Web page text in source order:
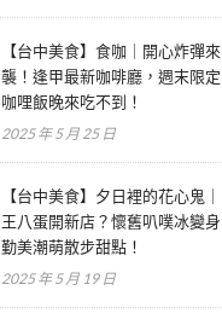
【台中美食】食咖｜開心炸彈來
襲！逢甲最新咖啡廳，週末限定
咖哩飯晚來吃不到！
2025 年 5 月 25 日
【台中美食】夕日裡的花心鬼｜
王八蛋開新店？懷舊叭噗冰變身
勤美潮萌散步甜點！
2025 年 5 月 19 日